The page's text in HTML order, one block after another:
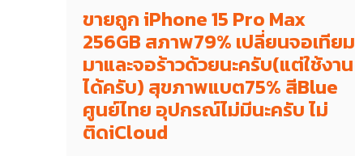
ขายถูก iPhone 15 Pro Max
256GB สภาพ79% เปลี่ยนจอเทียม
มาและจอร้าวด้วยนะครับ(แต่ใช้งาน
ได้ครับ) สุขภาพแบต75% สีBlue
ศูนย์ไทย อุปกรณ์ไม่มีนะครับ ไม่
ติดiCloud